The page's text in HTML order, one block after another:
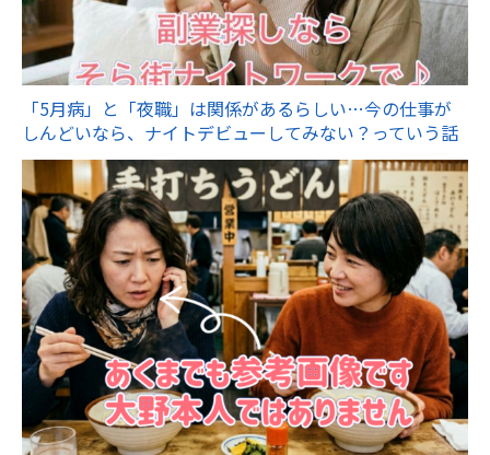
「5月病」と「夜職」は関係があるらしい…今の仕事が
しんどいなら、ナイトデビューしてみない？っていう話